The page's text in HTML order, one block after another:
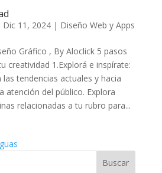
Dic 11, 2024| Diseño Web y Apps
Gráfico , By Aloclick 5 pasos
creatividad 1.Explorá e inspírate:
tendencias actuales y hacia
atención del público. Explora
relacionadas a tu rubro para...
Buscar